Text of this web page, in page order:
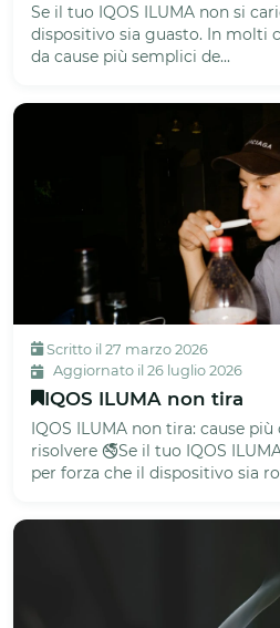
Se il tuo IQOS ILUMA non si
dispositivo sia guasto. In molti
da cause più semplici de...
Scritto il 27 marzo 2026
Aggiornato il 26 luglio 2026
IQOS ILUMA non tira
IQOS ILUMA non tira: cause
risolvere 🚭Se il tuo IQOS
per forza che il dispositivo sia